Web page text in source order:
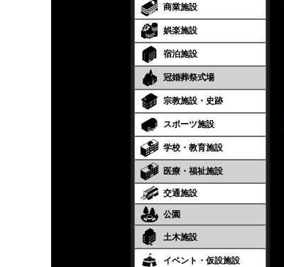
商業施設
娯楽施設
宿泊施設
冠婚葬祭式場
宗教施設・史跡
スポーツ施設
学校・教育施設
医療・福祉施設
交通施設
公園
土木施設
イベント・仮設施設